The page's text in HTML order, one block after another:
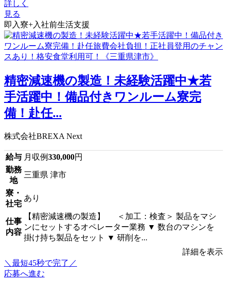
詳しく
見る
即入寮+入社前生活支援
精密減速機の製造！未経験活躍中★若
手活躍中！備品付きワンルーム寮完
備！赴任...
株式会社BREXA Next
給与 月収例330,000円
勤務
地
三重県 津市
寮・
社宅
あり
仕事
内容
【精密減速機の製造】 ＜加工：検査＞ 製品をマシ
ンにセットするオペレーター業務 ▼ 数台のマシンを
掛け持ち製品をセット ▼ 研削を...
詳細を表示
＼最短45秒で完了／
応募へ進む